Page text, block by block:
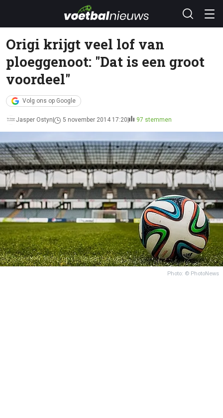
Origi krijgt veel lof van
ploeggenoot: "Dat is een groot
voordeel"
Volg ons op Google
Jasper Ostyn 5 november 2014 17:20 97 stemmen
Photo: © PhotoNews